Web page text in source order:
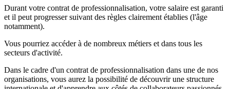
Durant votre contrat de professionnalisation, votre salaire est garanti
et il peut progresser suivant des règles clairement établies (l'âge
notamment).
Vous pourriez accéder à de nombreux métiers et dans tous les
secteurs d'activité.
Dans le cadre d'un contrat de professionnalisation dans une de nos
organisations, vous aurez la possibilité de découvrir une structure